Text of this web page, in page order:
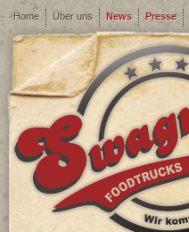
Home Über uns News Presse